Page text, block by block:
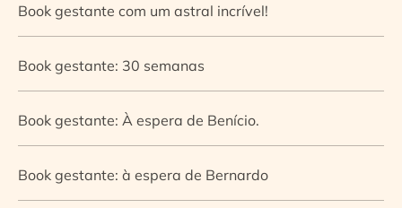
Book gestante com um astral incrível!
Book gestante: 30 semanas
Book gestante: À espera de Benício.
Book gestante: à espera de Bernardo